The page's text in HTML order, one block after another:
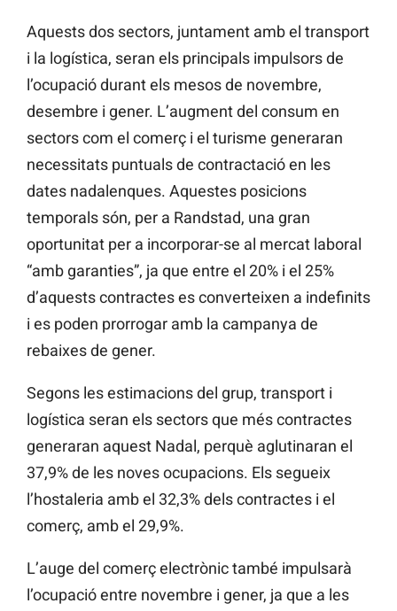
Aquests dos sectors, juntament amb el transport
i la logística, seran els principals impulsors de
l’ocupació durant els mesos de novembre,
desembre i gener. L’augment del consum en
sectors com el comerç i el turisme generaran
necessitats puntuals de contractació en les
dates nadalenques. Aquestes posicions
temporals són, per a Randstad, una gran
oportunitat per a incorporar-se al mercat laboral
“amb garanties”, ja que entre el 20% i el 25%
d’aquests contractes es converteixen a indefinits
i es poden prorrogar amb la campanya de
rebaixes de gener.
Segons les estimacions del grup, transport i
logística seran els sectors que més contractes
generaran aquest Nadal, perquè aglutinaran el
37,9% de les noves ocupacions. Els segueix
l’hostaleria amb el 32,3% dels contractes i el
comerç, amb el 29,9%.
L’auge del comerç electrònic també impulsarà
l’ocupació entre novembre i gener, ja que a les